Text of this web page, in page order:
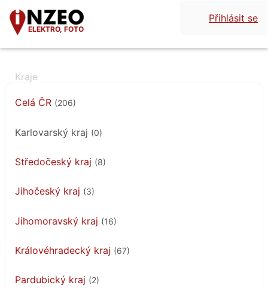
ELEKTRO, FOTO
Přihlásit se
Celá ČR (206)
Karlovarský kraj (0)
Středočeský kraj (8)
Jihočeský kraj (3)
Jihomoravský kraj (16)
Královéhradecký kraj (67)
Pardubický kraj (2)